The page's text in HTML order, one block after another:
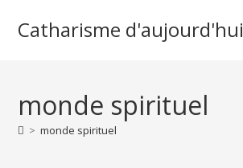
Catharisme d'aujourd'hui
monde spirituel
> monde spirituel